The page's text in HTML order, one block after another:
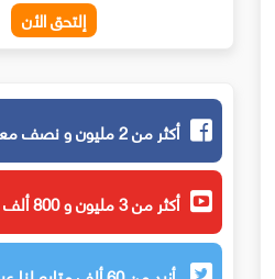
إلتحق الأن
أكثر من 2 مليون و نصف معجب
أكثر من 3 مليون و 800 ألف متابع